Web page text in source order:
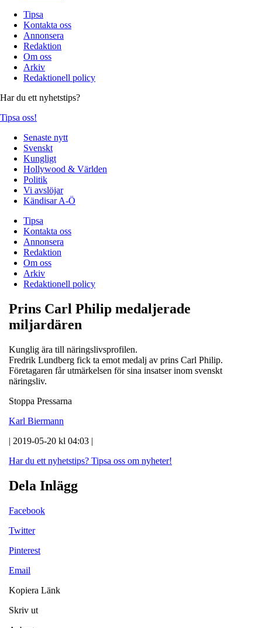
Tipsa
Kontakta oss
Annonsera
Redaktion
Om oss
Arkiv
Redaktionell policy
Har du ett nyhetstips?
Tipsa oss!
Senaste nytt
Svenskt
Kungligt
Hollywood & Världen
Politik
Vi avslöjar
Kändisar A-Ö
Tipsa
Kontakta oss
Annonsera
Redaktion
Om oss
Arkiv
Redaktionell policy
Prins Carl Philip medaljerade
miljardären
Kunglig ära till näringslivsprofilen.
Fredrik Lundberg fick ta emot medalj av prins Carl Philip.
Företagaren får utmärkelsen för sina insatser inom svenskt
näringsliv.
Stoppa Pressarna
Karl Biermann
| 2019-05-20 kl 04:03 |
Har du ett nyhetstips? Tipsa oss om nyheter!
Dela Inlägg
Facebook
Twitter
Pinterest
Email
Kopiera Länk
Skriv ut